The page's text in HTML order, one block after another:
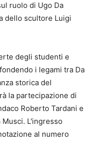
ruolo di Ugo Da
dello scultore Luigi
degli studenti e
i legami tra Da
storica del
la partecipazione di
Roberto Tardani e
L'ingresso
al numero